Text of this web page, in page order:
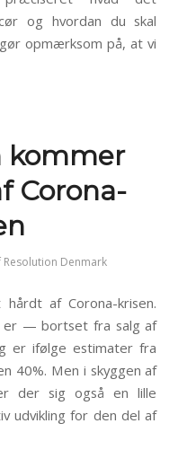
og hvordan du skal
opmærksom på, at vi
kommer
Corona-
Resolution Denmark
af Corona-krisen.
er — bortset fra salg af
er ifølge estimater fra
40%. Men i skyggen af
der sig også en lille
udvikling for den del af